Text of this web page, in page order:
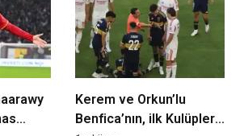
Kerem ve Orkun’lu
Benfica’nın, ilk Kulüpler